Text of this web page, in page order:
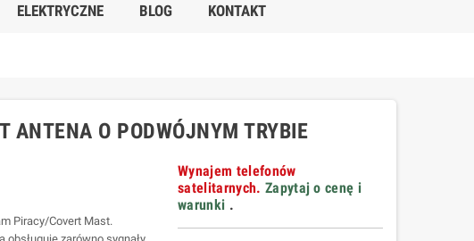
ELEKTRYCZNE BLOG KONTAKT
ANTENA O PODWÓJNYM TRYBIE
Piracy/Covert Mast.
Wynajem telefonów
satelitarnych. Zapytaj o cenę i
warunki .